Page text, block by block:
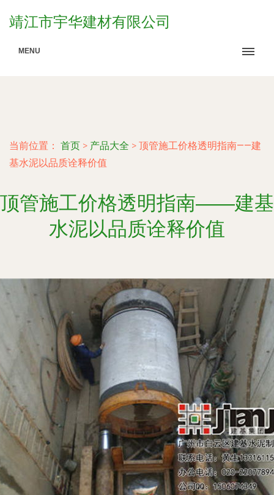
靖江市宇华建材有限公司
MENU
当前位置： 首页 > 产品大全 > 顶管施工价格透明指南——建
基水泥以品质诠释价值
顶管施工价格透明指南——建基
水泥以品质诠释价值